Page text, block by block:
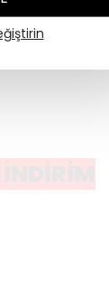
İNDİRİM